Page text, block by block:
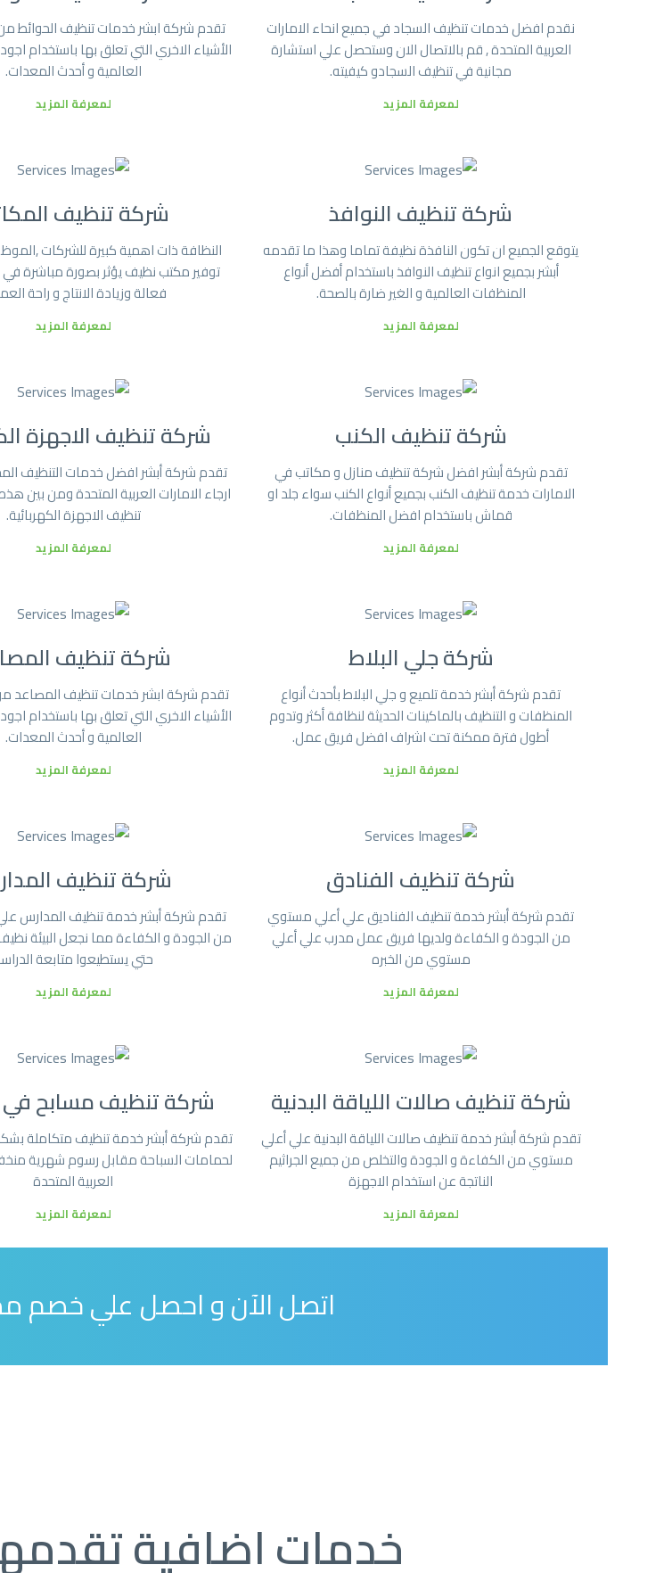
نقدم افضل خدمات تنظيف السجاد في جميع انحاء الامارات
العربية المتحدة , قم بالاتصال الان وستحصل علي استشارة
مجانية في تنظيف السجادو كيفيته.
لمعرفة المزيد
تقدم شركة ابشر خدمات تنظيف الحوائط من
الأشياء الاخري التي تعلق بها باستخدام
العالمية و أحدث المعدات.
لمعرفة المزيد
شركة تنظيف النوافذ
يتوقع الجميع ان تكون النافذة نظيفة تماما وهذا ما تقدمه
أبشر بجميع انواع تنظيف النوافذ باستخدام أفضل أنواع
المنظفات العالمية و الغير ضارة بالصحة.
لمعرفة المزيد
شركة تنظيف
النظافة ذات اهمية كبيرة للشركات
توفير مكتب نظيف يؤثر بصورة مباشرة
فعالة وزيادة الانتاج و راحة
لمعرفة المزيد
شركة تنظيف الكنب
تقدم شركة أبشر افضل شركة تنظيف منازل و مكاتب في
الامارات خدمة تنظيف الكنب بجميع أنواع الكنب سواء جلد او
قماش باستخدام افضل المنظفات.
لمعرفة المزيد
شركة تنظيف الاجهزة
تقدم شركة أبشر افضل خدمات التنظيف
ارجاء الامارات العربية المتحدة ومن بين
تنظيف الاجهزة الكهربائية.
لمعرفة المزيد
شركة جلي البلاط
تقدم شركة أبشر خدمة تلميع و جلي البلاط بأحدث أنواع
المنظفات و التنظيف بالماكينات الحديثة لنظافة أكثر وتدوم
أطول فترة ممكنة تحت اشراف افضل فريق عمل.
لمعرفة المزيد
شركة تنظيف
تقدم شركة ابشر خدمات تنظيف المصاعد من
الأشياء الاخري التي تعلق بها باستخدام
العالمية و أحدث المعدات.
لمعرفة المزيد
شركة تنظيف الفنادق
تقدم شركة أبشر خدمة تنظيف الفناديق علي أعلي مستوي
من الجودة و الكفاءة ولديها فريق عمل مدرب علي أعلي
مستوي من الخبره
لمعرفة المزيد
شركة تنظيف
تقدم شركة أبشر خدمة تنظيف المدارس
من الجودة و الكفاءة مما نجعل البيئة
حتي يستطيعوا متابعة
لمعرفة المزيد
شركة تنظيف صالات اللياقة البدنية
تقدم شركة أبشر خدمة تنظيف صالات اللياقة البدنية علي أعلي
مستوي من الكفاءة و الجودة والتخلص من جميع الجراثيم
الناتجة عن استخدام الاجهزة
لمعرفة المزيد
شركة تنظيف مسابح
تقدم شركة أبشر خدمة تنظيف متكاملة
لحمامات السباحة مقابل رسوم شهرية
العربية المتحدة
لمعرفة المزيد
اتصل الآن و احصل علي خصم
خدمات اضافية